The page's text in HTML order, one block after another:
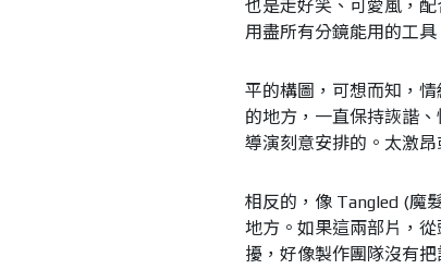
也是走好笑、可愛風，
用盡所有分鏡能用的工
平的構圖，可想而知，
的地方，一直保持詼諧
導演刻意安排的。太激
相反的，像 Tangled (魔
地方。如果這兩部片，
擾，好像製作團隊沒有